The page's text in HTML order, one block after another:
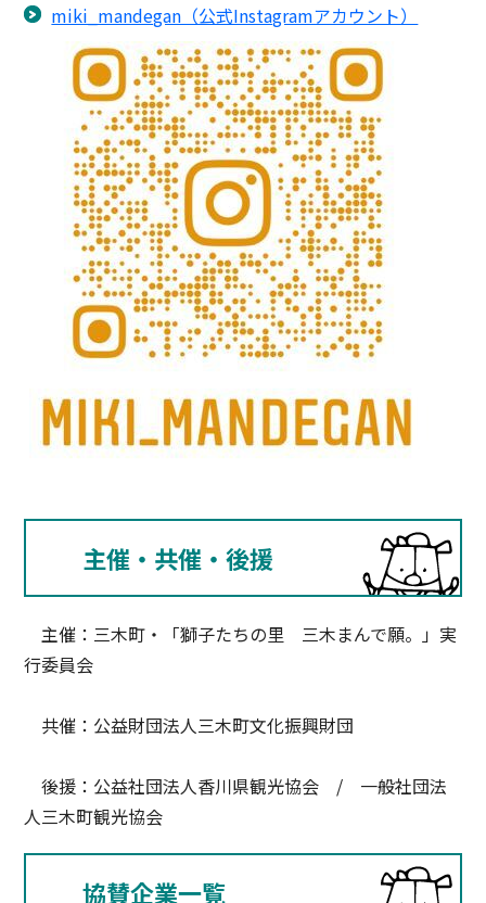
miki_mandegan（公式Instagramアカウント）
主催・共催・後援
主催：三木町・「獅子たちの里 三木まんで願。」実
行委員会
共催：公益財団法人三木町文化振興財団
後援：公益社団法人香川県観光協会 / 一般社団法
人三木町観光協会
協賛企業一覧